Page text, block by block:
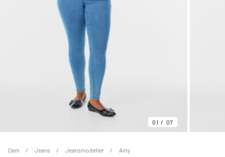
01 07
Dam Jeans Jeansmodeller Amy